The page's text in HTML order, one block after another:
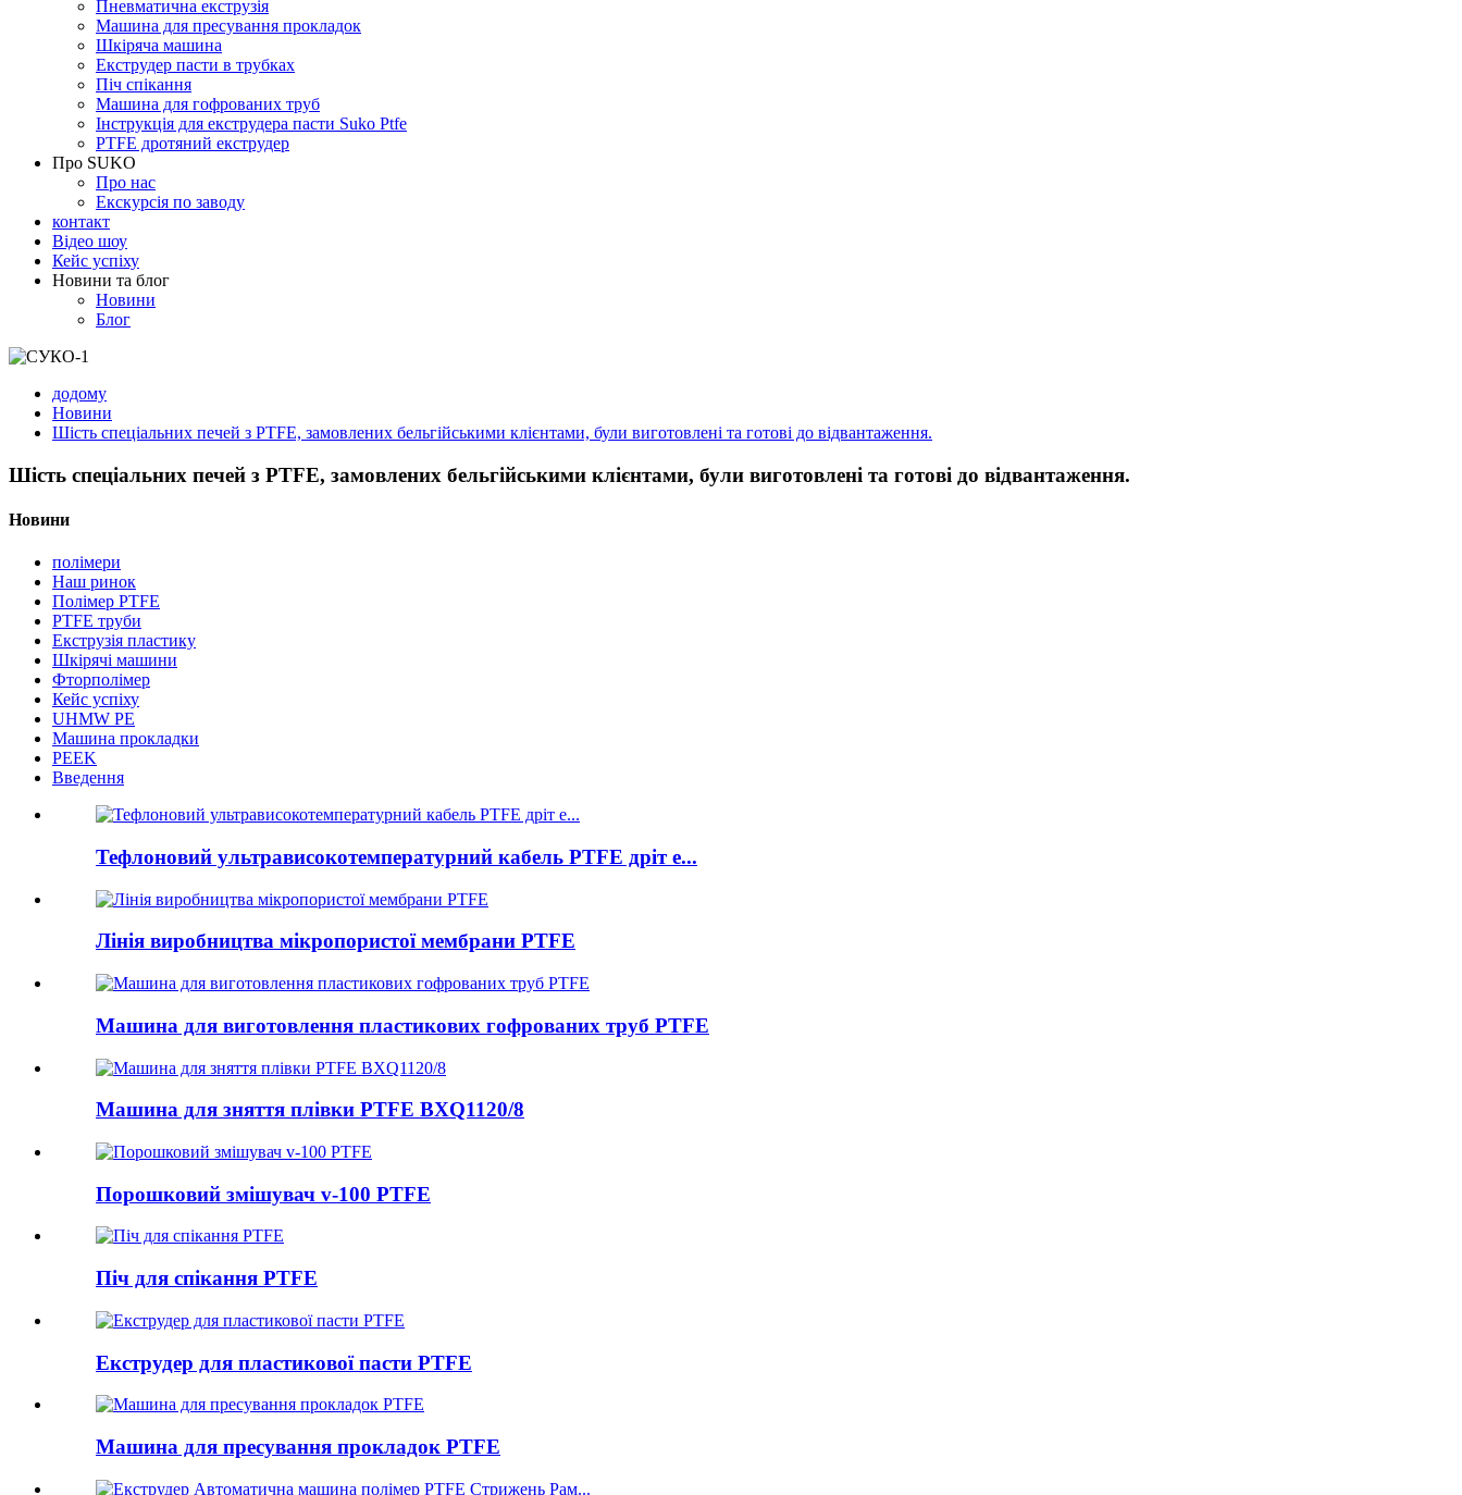
Пневматична екструзія
Машина для пресування прокладок
Шкіряча машина
Екструдер пасти в трубках
Піч спікання
Машина для гофрованих труб
Інструкція для екструдера пасти Suko Ptfe
PTFE дротяний екструдер
Про SUKO
Про нас
Екскурсія по заводу
контакт
Відео шоу
Кейс успіху
Новини та блог
Новини
Блог
додому
Новини
Шість спеціальних печей з PTFE, замовлених бельгійськими клієнтами, були виготовлені та готові до відвантаження.
Шість спеціальних печей з PTFE, замовлених бельгійськими клієнтами, були виготовлені та готові до відвантаження.
Новини
полімери
Наш ринок
Полімер PTFE
PTFE труби
Екструзія пластику
Шкірячі машини
Фторполімер
Кейс успіху
UHMW PE
Машина прокладки
PEEK
Введення
Тефлоновий ультрависокотемпературний кабель PTFE дріт е...
Лінія виробництва мікропористої мембрани PTFE
Машина для виготовлення пластикових гофрованих труб PTFE
Машина для зняття плівки PTFE BXQ1120/8
Порошковий змішувач v-100 PTFE
Піч для спікання PTFE
Екструдер для пластикової пасти PTFE
Машина для пресування прокладок PTFE